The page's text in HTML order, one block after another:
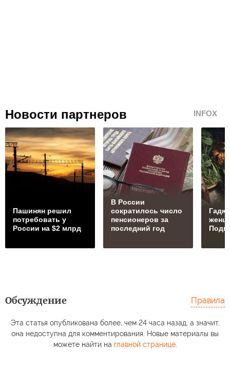
Новости партнеров INFOX
Пашинян рeшил
потребовать у
России на $2 млрд
В России
сократилось число
пенсионеров за
последний год
В Польше водитель
сломал руку
земляку, приняв его
за украинца
Средняя пенсия
неработающих
превысила 35 тыс.
в семи регионах
Обсуждение Правила
Эта статья опубликована более, чем 24 часа назад, а значит,
она недоступна для комментирования. Новые материалы вы
можете найти на главной странице.